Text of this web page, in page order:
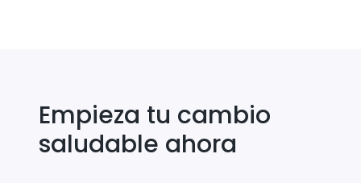
Empieza tu cambio
saludable ahora